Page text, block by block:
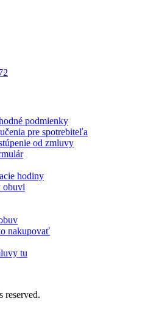
podmienky
pre spotrebiteľa
od zmluvy
hodiny
obuvi
nakupovať
tu
reserved.